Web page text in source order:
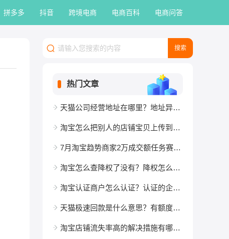
拼多多 抖音 跨境电商 电商百科 电商问答
热门文章
天猫公司经营地址在哪里？地址异常会封店吗？
淘宝怎么把别人的店铺宝贝上传到自己店铺？如何一键铺货？
7月淘宝趋势商家2万成交额任务赛说明
淘宝怎么查降权了没有？降权怎么申诉？
淘宝认证商户怎么认证？认证的企业店铺是什么意思？
天猫极速回款是什么意思？有额度但没到账是为何？
淘宝店铺流失率高的解决措施有哪些？